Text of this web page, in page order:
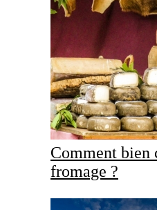
Comment bien
fromage ?